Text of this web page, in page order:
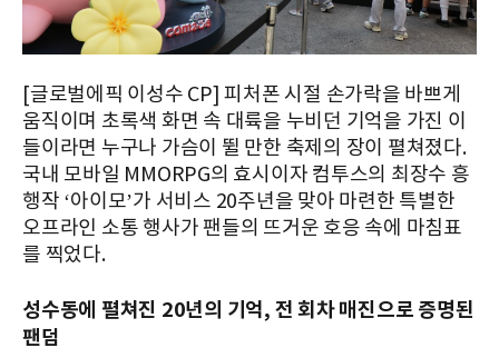
[글로벌에픽 이성수 CP] 피처폰 시절 손가락을 바쁘게
움직이며 초록색 화면 속 대륙을 누비던 기억을 가진 이
들이라면 누구나 가슴이 뛸 만한 축제의 장이 펼쳐졌다.
국내 모바일 MMORPG의 효시이자 컴투스의 최장수 흥
행작 ‘아이모’가 서비스 20주년을 맞아 마련한 특별한
오프라인 소통 행사가 팬들의 뜨거운 호응 속에 마침표
를 찍었다.
성수동에 펼쳐진 20년의 기억, 전 회차 매진으로 증명된
팬덤